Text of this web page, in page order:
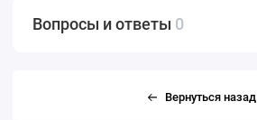
Вопросы и ответы 0
Вернуться назад